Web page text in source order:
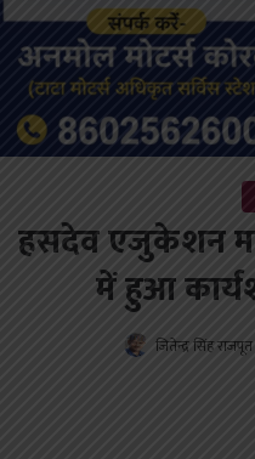
हसदेव एजुकेशन
में हुआ
जितेन्द्र सिंह राजपूत